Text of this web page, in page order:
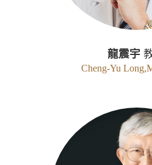
龍震宇
Cheng-Yu